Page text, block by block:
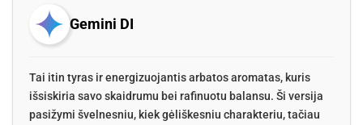
Gemini DI
Tai itin tyras ir energizuojantis arbatos aromatas, kuris
išsiskiria savo skaidrumu bei rafinuotu balansu. Ši versija
pasižymi švelnesniu, kiek gėliškesniu charakteriu, tačiau